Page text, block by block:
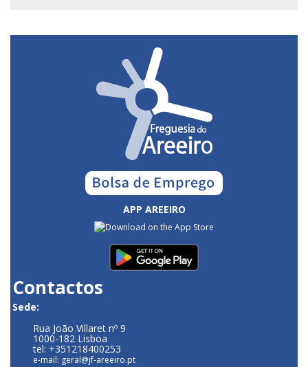
APP AREEIRO
Contactos
Sede:
Rua João Villaret nº 9
1000-182 Lisboa
tel: +351218400253
e-mail: geral@jf-areeiro.pt